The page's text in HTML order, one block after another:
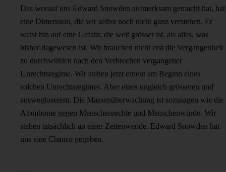
Das worauf uns Edward Snowden aufmerksam gemacht hat, hat
eine Dimension, die wir selbst noch nicht ganz verstehen. Er
weist hin auf eine Gefahr, die weit grösser ist, als alles, was
bisher dagewesen ist. Wir brauchen nicht erst die Vergangenheit
zu durchwühlen nach den Verbrechen vergangener
Unrechtsregime. Wir stehen jetzt erneut am Beginn eines
solchen Unrechtsregimes. Aber eines ungleich grösseren und
auswegloserem. Die Massenüberwachung ist sozusagen wie die
Atombome gegen Menschenrechte und Menschenwürde. Wir
stehen tatsächlich an einer Zeitenwende. Edward Snowden hat
uns eine Chance gegeben.